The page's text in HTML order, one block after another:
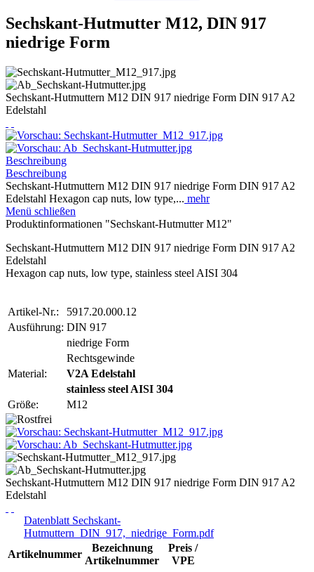
Sechskant-Hutmutter M12, DIN 917
niedrige Form
Sechskant-Hutmuttern M12 DIN 917 niedrige Form DIN 917 A2
Edelstahl
Beschreibung
Beschreibung
Sechskant-Hutmuttern M12 DIN 917 niedrige Form DIN 917 A2
Edelstahl Hexagon cap nuts, low type,... mehr
Menü schließen
Produktinformationen "Sechskant-Hutmutter M12"
Sechskant-Hutmuttern M12 DIN 917 niedrige Form DIN 917 A2
Edelstahl
Hexagon cap nuts, low type, stainless steel AISI 304
Artikel-Nr.:
5917.20.000.12
Ausführung: DIN 917
niedrige Form
Rechtsgewinde
Material:
V2A Edelstahl
stainless steel AISI 304
Größe:
M12
Sechskant-Hutmuttern M12 DIN 917 niedrige Form DIN 917 A2
Edelstahl
Datenblatt Sechskant-
Hutmuttern_DIN_917,_niedrige_Form.pdf
Artikelnummer
Bezeichnung
Artikelnummer
Preis /
VPE